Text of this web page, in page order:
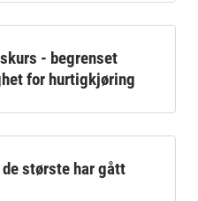
- begrenset
for hurtigkjøring
de største har gått